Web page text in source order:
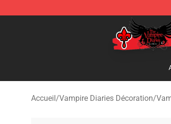
The Vampire Diaries Shop - Official The
Accueil/Vampire Diaries Décoration/